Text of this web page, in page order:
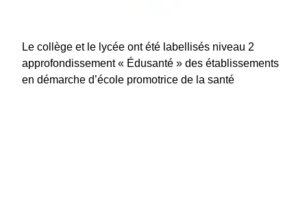
Le collège et le lycée ont été labellisés niveau 2
approfondissement « Édusanté » des établissements
en démarche d’école promotrice de la santé